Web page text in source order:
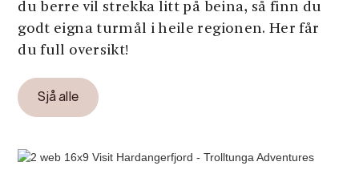
du berre vil strekka litt på beina, så finn du
godt eigna turmål i heile regionen. Her får
du full oversikt!
Sjå alle